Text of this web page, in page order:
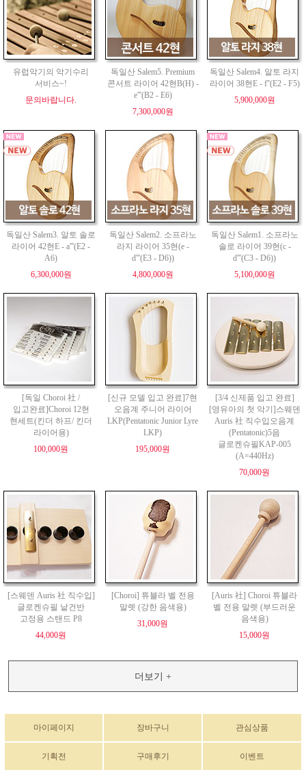
유럽악기의 악기수리
서비스~!
문의바랍니다.
독일산 Salem5. Premium
콘서트 라이어 42현B(H) -
e'''(B2 - E6)
7,300,000원
독일산 Salem4. 알토 라지
라이어 38현E - f''(E2 - F5)
5,900,000원
독일산 Salem3. 알토 솔로
라이어 42현E - a'''(E2 -
A6)
6,300,000원
독일산 Salem2. 소프라노
라지 라이어 35현(e -
d'''(E3 - D6))
4,800,000원
독일산 Salem1. 소프라노
솔로 라이어 39현(c -
d'''(C3 - D6))
5,100,000원
[독일 Choroi 社 /
입고완료]Choroi 12현
현세트(킨더 하프/ 킨더
라이어용)
100,000원
[신규 모델 입고 완료]7현
오음계 주니어 라이어
LKP(Pentatonic Junior Lyre
LKP)
195,000원
[3/4 신제품 입고 완료]
[영유아의 첫 악기]스웨덴
Auris 社 직수입오음계
(Pentatonic)5음
글로켄슈필KAP-005
(A=440Hz)
70,000원
[스웨덴 Auris 社 직수입]
글로켄슈필 낱건반
고정용 스탠드 P8
44,000원
[Choroi] 튜블라 벨 전용
말렛 (강한 음색용)
31,000원
[Auris 社] Choroi 튜블라
벨 전용 말렛 (부드러운
음색용)
15,000원
더보기 +
마이페이지 장바구니 관심상품
기획전 구매후기 이벤트